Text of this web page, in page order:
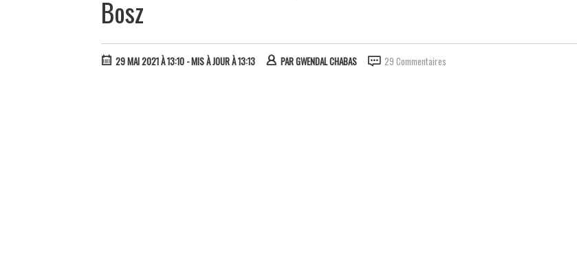
Bosz
29 MAI 2021 À 13:10 - MIS À JOUR À 13:13 PARGWENDAL CHABAS 29 Commentaires